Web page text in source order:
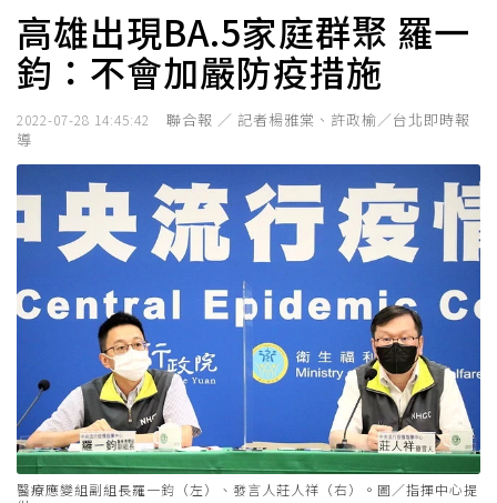
高雄出現BA.5家庭群聚 羅一
鈞：不會加嚴防疫措施
2022-07-28 14:45:42
聯合報 ／ 記者楊雅棠、許政榆／台北即時報
導
醫療應變組副組長羅一鈞（左）、發言人莊人祥（右）。圖／指揮中心提